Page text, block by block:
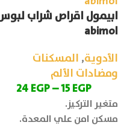
ابيمول اقراص شراب
abimol
الأدوية, المسكنات
ومضادات الألم
15EGP
–
24EGP
متغير التركيز.
مسكن امن علي المعدة.